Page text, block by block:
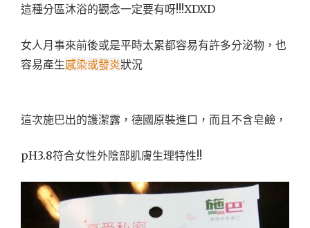
這種分區沐浴的觀念一定要有呀!!!XDXD
女人月事來前後或是平時太累都容易有許多分泌物，也
容易產生感染或發炎狀況
這次施巴出的護潔露，德國原裝進口，而且不含皂鹼，
pH3.8符合女性外陰部肌膚生理特性!!